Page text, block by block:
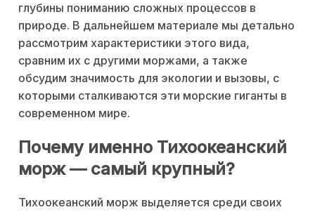
глубины пониманию сложных процессов в
природе. В дальнейшем материале мы детально
рассмотрим характеристики этого вида,
сравним их с другими моржами, а также
обсудим значимость для экологии и вызовы, с
которыми сталкиваются эти морские гиганты в
современном мире.
Почему именно Тихоокеанский
морж — самый крупный?
Тихоокеанский морж выделяется среди своих